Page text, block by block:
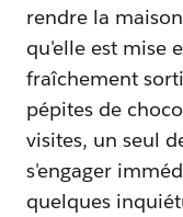
rendre la
qu'elle est mise
fraîchement
pépites de
visites, un seul
s'engager
quelques